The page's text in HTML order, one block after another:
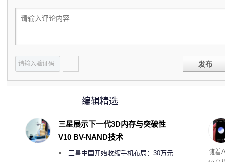
发布
理”
随着
编辑精选
三星展示下一代3D内存与突破性
V10 BV-NAND技术
三星中国开始收缩手机布局：30万元